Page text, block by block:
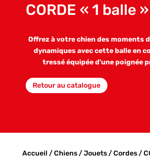
CORDE « 1 balle »
Offrez à votre chien des moments
dynamiques avec cette balle en
tressé équipée d'une poignée
Retour au catalogue
Accueil /Chiens/Jouets/Cordes/